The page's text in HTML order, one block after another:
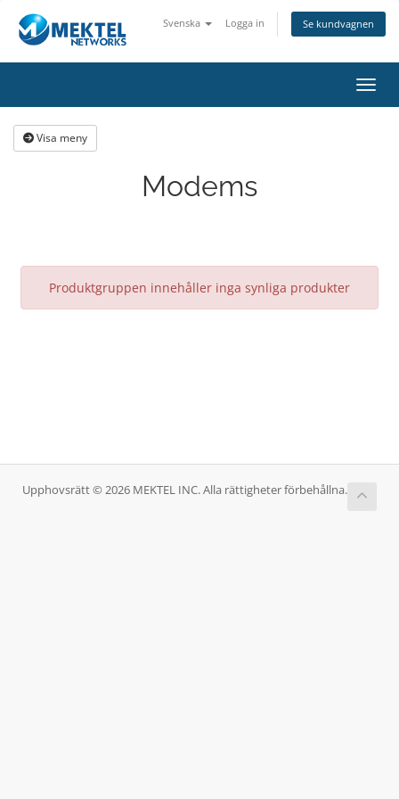
Svenska Logga in Se kundvagnen
Visa meny
Modems
Produktgruppen innehåller inga synliga produkter
Upphovsrätt © 2026 MEKTEL INC. Alla rättigheter förbehållna.